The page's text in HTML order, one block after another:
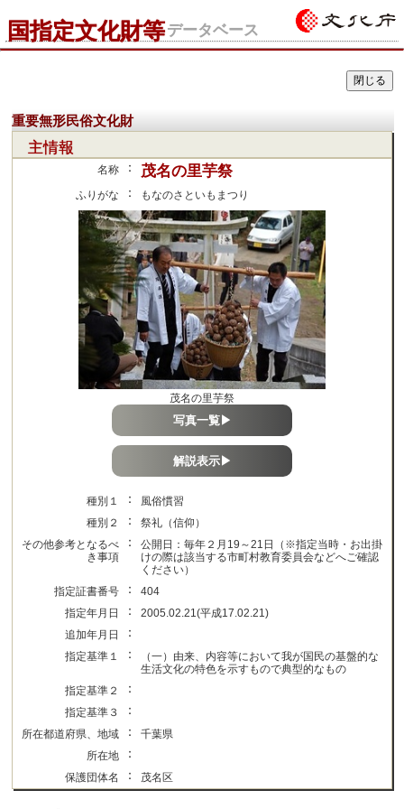
国指定文化財等データベース
重要無形民俗文化財
主情報
名称 ： 茂名の里芋祭
ふりがな ： もなのさといもまつり
茂名の里芋祭
写真一覧▶
解説表示▶
種別１ ：
風俗慣習
種別２
：
祭礼（信仰）
その他参考となるべ
き事項
：
公開日：毎年２月19～21日（※指定当時・お出掛
けの際は該当する市町村教育委員会などへご確認
ください）
指定証書番号
：
404
指定年月日
：
2005.02.21(平成17.02.21)
追加年月日
：
指定基準１ ：
（一）由来、内容等において我が国民の基盤的な
生活文化の特色を示すもので典型的なもの
指定基準２
：
指定基準３ ：
所在都道府県、地域 ：
千葉県
所在地
：
保護団体名 ： 茂名区